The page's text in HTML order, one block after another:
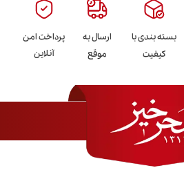
بسته بندی با
کیفیت
ارسال به
موقع
پرداخت امن
آنلاین